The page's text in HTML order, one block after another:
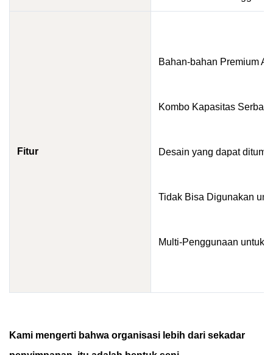
Fitur
Bahan-bahan Premium
Kombo Kapasitas
Desain yang dapat
Tidak Bisa Digunakan
Multi-Penggunaan untuk
Kami mengerti bahwa organisasi lebih dari sekadar